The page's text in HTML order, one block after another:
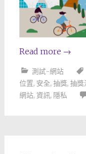
Read more →
測試-網站
位置, 安全, 抽獎, 抽獎
網站, 資訊, 隱私